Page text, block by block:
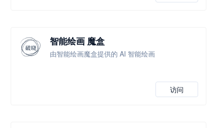
智能绘画 魔盒
由智能绘画魔盒提供的 AI 智能绘画
访问